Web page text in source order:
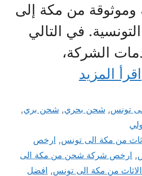
من مكة إلى
في التالي
الشركة،
اقرأ المزيد
تونس, شحن بحري, شحن بري,
من مكة الى تونس, ارخص
, ارخص شركة شحن من مكة الى
من مكة الى تونس, افضل